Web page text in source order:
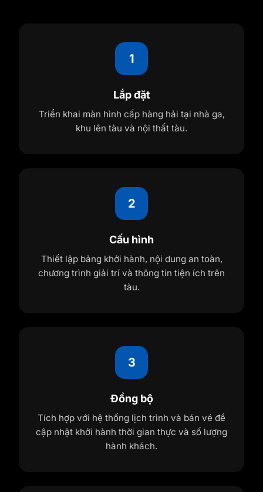
1
Lắp đặt
Triển khai màn hình cấp hàng hải tại nhà ga,
khu lên tàu và nội thất tàu.
2
Cấu hình
Thiết lập bảng khởi hành, nội dung an toàn,
chương trình giải trí và thông tin tiện ích trên
tàu.
3
Đồng bộ
Tích hợp với hệ thống lịch trình và bán vé để
cập nhật khởi hành thời gian thực và số lượng
hành khách.